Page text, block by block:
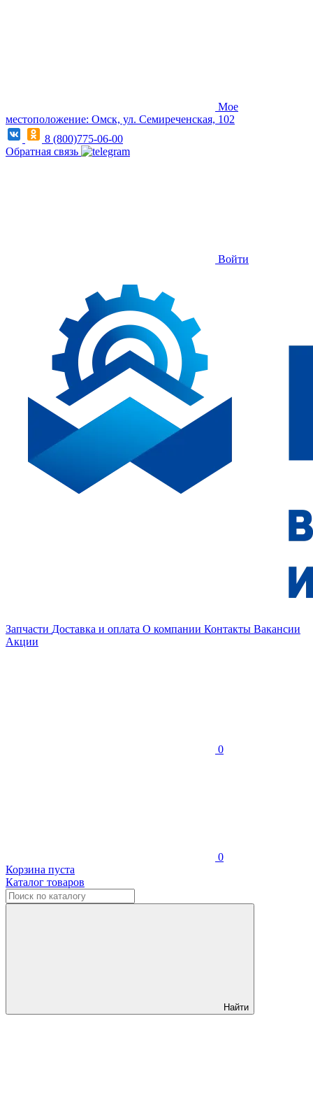
Мое
местоположение: Омск, ул. Семиреченская, 102
8 (800)775-06-00
Обратная связь
Войти
Запчасти Доставка и оплата О компании Контакты Вакансии
Акции
0
0
Корзина пуста
Каталог товаров
Найти